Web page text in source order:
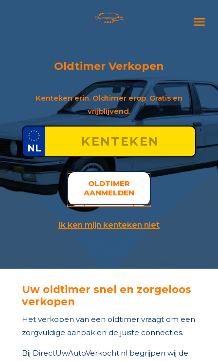
Oldtimer Verkopen
Kenteken erin. Oldtimer erop. Gratis en
vrijblijvend.
NL
OLDTIMER
AANMELDEN
Ik ken mijn kenteken niet
Uw oldtimer snel en zorgeloos
verkopen
Het verkopen van een oldtimer vraagt om een
zorgvuldige aanpak en de juiste connecties.
Bij DirectUwAutoVerkocht.nl begrijpen wij de